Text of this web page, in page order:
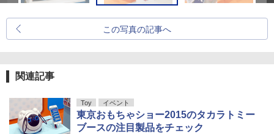
この写真の記事へ
関連記事
Toy イベント
東京おもちゃショー2015のタカラトミー
ブースの注目製品をチェック